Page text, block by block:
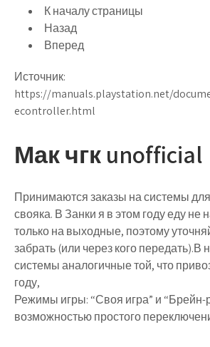
К началу страницы
Назад
Вперед
Источник:
https://manuals.playstation.net/
econtroller.html
Мак чгк unofficial
Принимаются заказы на системы
свояка. В Занки я в этом году еду не
только на выходные, поэтому
забрать (или через кого передать).В
системы аналогичные той, что
году,
Режимы игры: “Своя игра” и “Брейн-
возможностью простого